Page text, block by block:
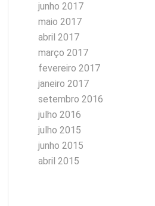
junho 2017
maio 2017
abril 2017
março 2017
fevereiro 2017
janeiro 2017
setembro 2016
julho 2016
julho 2015
junho 2015
abril 2015